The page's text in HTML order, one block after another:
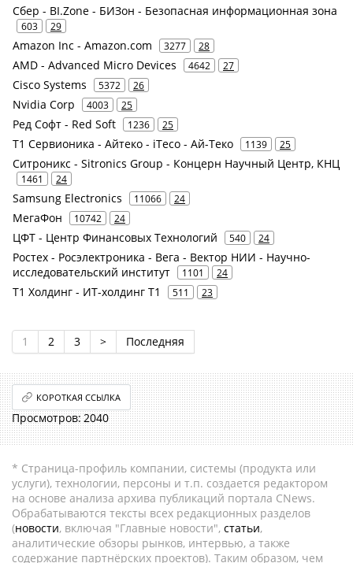
Сбер - BI.Zone - БИЗон - Безопасная информационная зона
603 29
Amazon Inc - Amazon.com 3277 28
AMD - Advanced Micro Devices 4642 27
Cisco Systems 5372 26
Nvidia Corp 4003 25
Ред Софт - Red Soft 1236 25
Т1 Сервионика - Айтеко - iTeco - Ай-Теко 1139 25
Ситроникс - Sitronics Group - Концерн Научный Центр, КНЦ
1461 24
Samsung Electronics 11066 24
МегаФон 10742 24
ЦФТ - Центр Финансовых Технологий 540 24
Ростех - Росэлектроника - Вега - Вектор НИИ - Научно-
исследовательский институт
1101 24
Т1 Холдинг - ИТ-холдинг Т1 511 23
1 2 3 > Последняя
КОРОТКАЯ ССЫЛКА
2040
* Страница-профиль компании, системы (продукта или
услуги), технологии, персоны и т.п. создается редактором
на основе анализа архива публикаций портала CNews.
Обрабатываются тексты всех редакционных разделов
(новости, включая "Главные новости", статьи,
аналитические обзоры рынков, интервью, а также
содержание партнёрских проектов). Таким образом, чем